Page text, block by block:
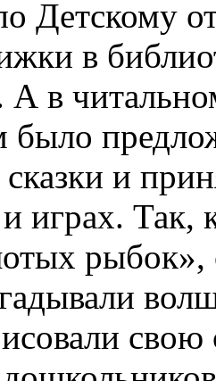
Детскому
в
А в
и
играх. Так,
свою